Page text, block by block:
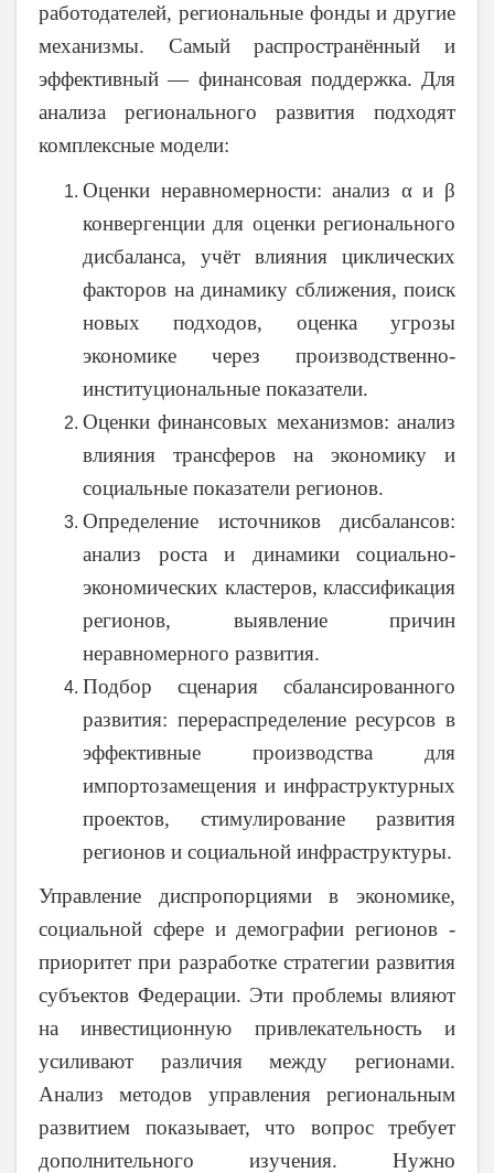
работодателей, региональные фонды и другие
механизмы. Самый распространённый и
эффективный — финансовая поддержка. Для
анализа регионального развития подходят
комплексные модели:
Оценки неравномерности: анализ α и β
конвергенции для оценки регионального
дисбаланса, учёт влияния циклических
факторов на динамику сближения, поиск
новых подходов, оценка угрозы
экономике через производственно-
институциональные показатели.
Оценки финансовых механизмов: анализ
влияния трансферов на экономику и
социальные показатели регионов.
Определение источников дисбалансов:
анализ роста и динамики социально-
экономических кластеров, классификация
регионов, выявление причин
неравномерного развития.
Подбор сценария сбалансированного
развития: перераспределение ресурсов в
эффективные производства для
импортозамещения и инфраструктурных
проектов, стимулирование развития
регионов и социальной инфраструктуры.
Управление диспропорциями в экономике,
социальной сфере и демографии регионов -
приоритет при разработке стратегии развития
субъектов Федерации. Эти проблемы влияют
на инвестиционную привлекательность и
усиливают различия между регионами.
Анализ методов управления региональным
развитием показывает, что вопрос требует
дополнительного изучения. Нужно